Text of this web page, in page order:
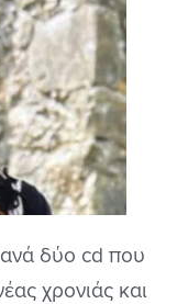
δύο cd που
χρονιάς και